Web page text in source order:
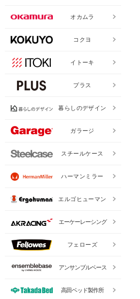
オカムラ
コクヨ
イトーキ
プラス
暮らしのデザイン
ガラージ
スチールケース
ハーマンミラー
エルゴヒューマン
エーケーレーシング
フェローズ
アンサンブルベース
高田ベッド製作所